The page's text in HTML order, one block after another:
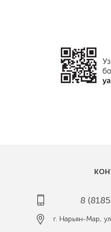
8
г. Нарьян-Мар,